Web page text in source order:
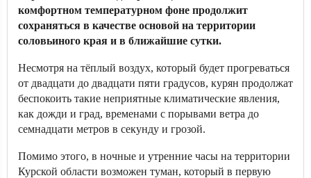
комфортном температурном фоне продолжит
сохраняться в качестве основой на территории
соловьиного края и в ближайшие сутки.
Несмотря на тёплый воздух, который будет прогреваться
от двадцати до двадцати пяти градусов, курян продолжат
беспокоить такие неприятные климатические явления,
как дожди и град, временами с порывами ветра до
семнадцати метров в секунду и грозой.
Помимо этого, в ночные и утренние часы на территории
Курской области возможен туман, который в первую